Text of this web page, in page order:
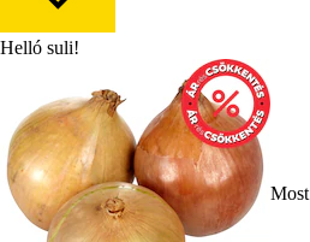
Helló suli!